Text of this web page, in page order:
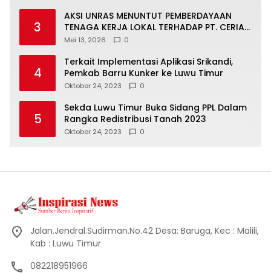
3
AKSI UNRAS MENUNTUT PEMBERDAYAAN
TENAGA KERJA LOKAL TERHADAP PT. CERIA
NUGRAHA LESTARI
Mei 13, 2026 0
4
Terkait Implementasi Aplikasi Srikandi,
Pemkab Barru Kunker ke Luwu Timur
Oktober 24, 2023 0
5
Sekda Luwu Timur Buka Sidang PPL Dalam
Rangka Redistribusi Tanah 2023
Oktober 24, 2023 0
Jalan.Jendral.Sudirman.No.42 Desa: Baruga, Kec : Malili,
Kab : Luwu Timur
082218951966